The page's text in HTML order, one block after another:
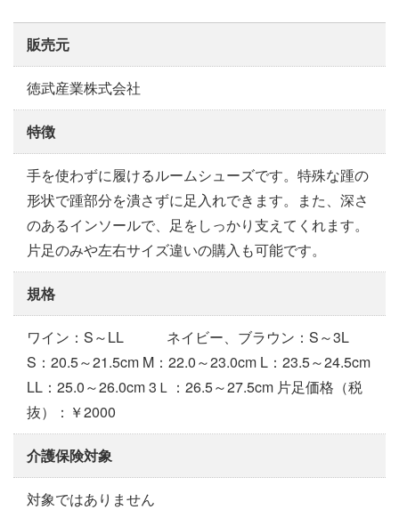
販売元
徳武産業株式会社
特徴
手を使わずに履けるルームシューズです。特殊な踵の
形状で踵部分を潰さずに足入れできます。また、深さ
のあるインソールで、足をしっかり支えてくれます。
片足のみや左右サイズ違いの購入も可能です。
規格
ワイン：S～LL ネイビー、ブラウン：S～3L
S：20.5～21.5cm M：22.0～23.0cm L：23.5～24.5cm
LL：25.0～26.0cm 3Ｌ：26.5～27.5cm 片足価格（税
抜）：￥2000
介護保険対象
対象ではありません